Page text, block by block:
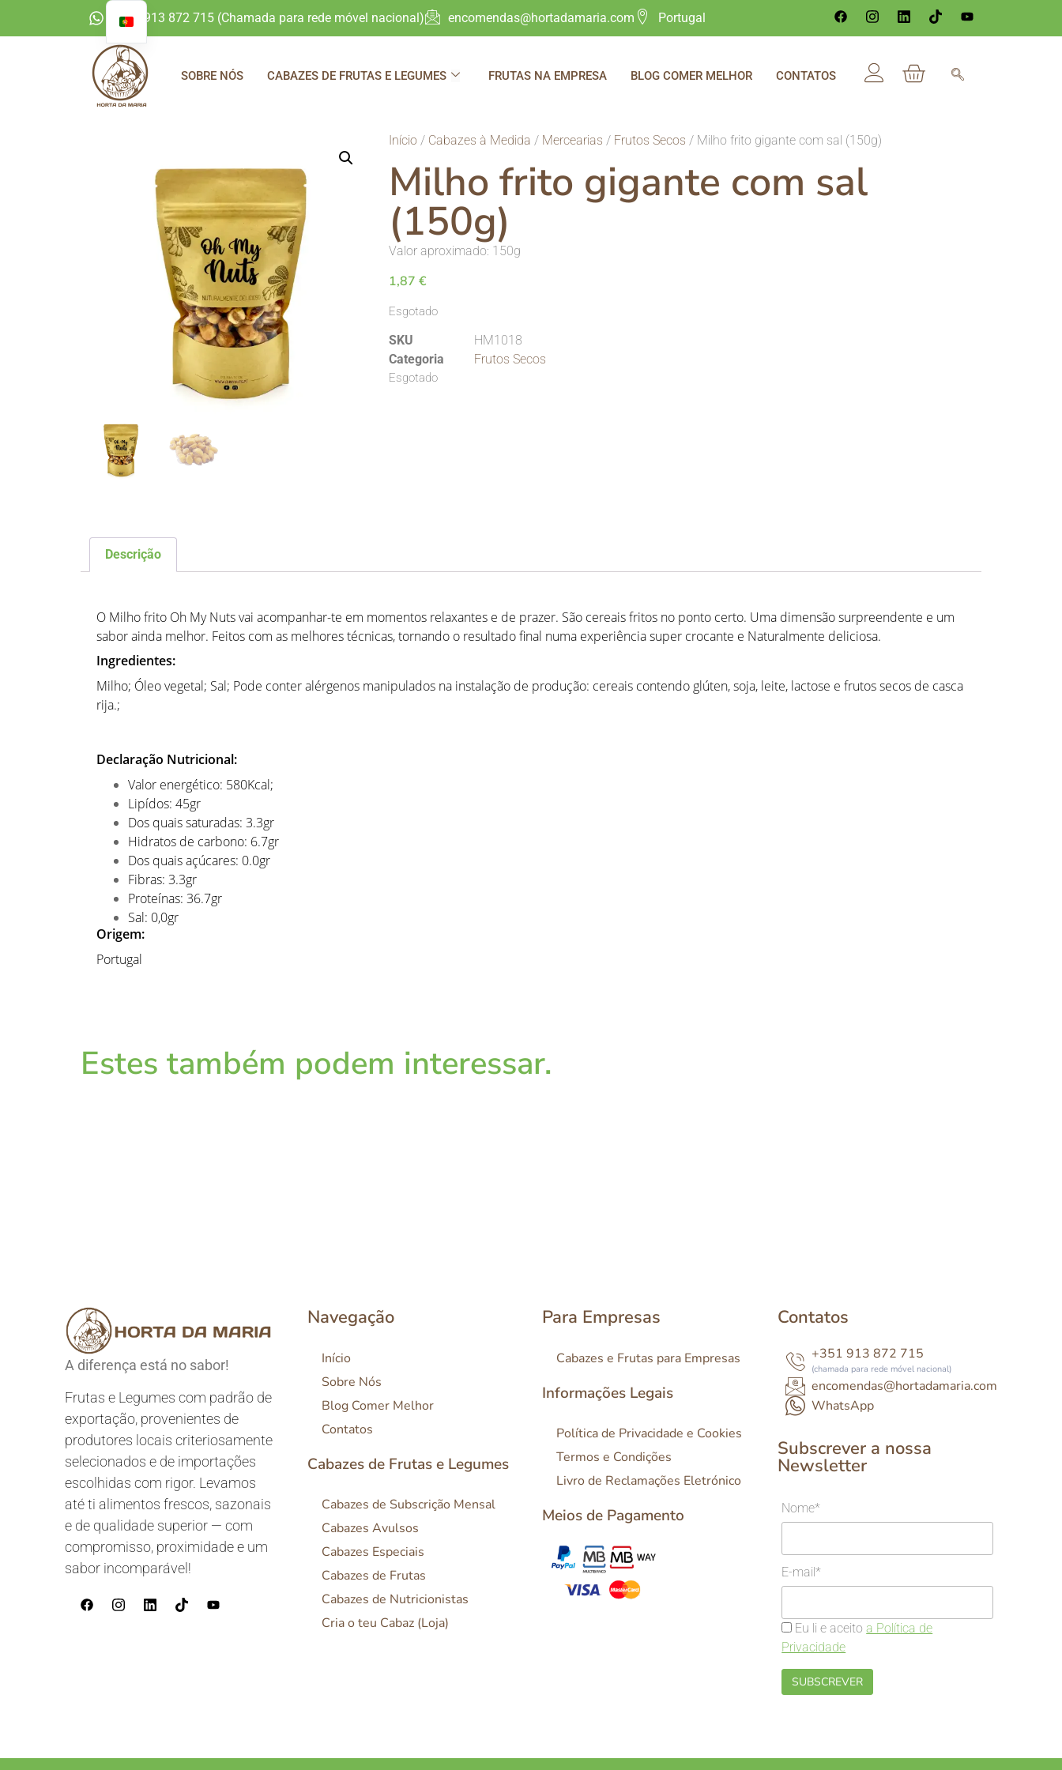
+351 913 872 715 (Chamada para rede móvel nacional) encomendas@hortadamaria.com Portugal
SOBRE NÓS CABAZES DE FRUTAS E LEGUMES FRUTAS NA EMPRESA BLOG COMER MELHOR CONTATOS
Início/ Cabazes à Medida / Mercearias / Frutos Secos / Milho frito gigante com sal (150g)
Milho frito gigante com sal
(150g)
Valor aproximado: 150g
1,87 €
Esgotado
SKU
HM1018
Categoria
Frutos Secos
Esgotado
Descrição
O Milho frito Oh My Nuts vai acompanhar-te em momentos relaxantes e de prazer. São cereais fritos no ponto certo. Uma dimensão surpreendente e um
sabor ainda melhor. Feitos com as melhores técnicas, tornando o resultado final numa experiência super crocante e Naturalmente deliciosa.
Ingredientes:
Milho; Óleo vegetal; Sal; Pode conter alérgenos manipulados na instalação de produção: cereais contendo glúten, soja, leite, lactose e frutos secos de casca
rija.;
Declaração Nutricional:
Valor energético: 580Kcal;
Lipídos: 45gr
Dos quais saturadas: 3.3gr
Hidratos de carbono: 6.7gr
Dos quais açúcares: 0.0gr
Fibras: 3.3gr
Proteínas: 36.7gr
Sal: 0,0gr
Origem:
Portugal
Estes também podem interessar.
A diferença está no sabor!
Frutas e Legumes com padrão de
exportação, provenientes de
produtores locais criteriosamente
selecionados e de importações
escolhidas com rigor. Levamos
até ti alimentos frescos, sazonais
e de qualidade superior — com
compromisso, proximidade e um
sabor incomparável!
Navegação
Início
Sobre Nós
Blog Comer Melhor
Contatos
Cabazes de Frutas e Legumes
Cabazes de Subscrição Mensal
Cabazes Avulsos
Cabazes Especiais
Cabazes de Frutas
Cabazes de Nutricionistas
Cria o teu Cabaz (Loja)
Para Empresas
Cabazes e Frutas para Empresas
Informações Legais
Política de Privacidade e Cookies
Termos e Condições
Livro de Reclamações Eletrónico
Meios de Pagamento
Contatos
+351 913 872 715
(chamada para rede móvel nacional)
encomendas@hortadamaria.com
WhatsApp
Subscrever a nossa
Newsletter
Nome*
E-mail*
Eu li e aceitoa Política de
Privacidade